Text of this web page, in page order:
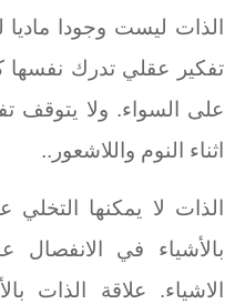
الذات ليست وجودا ماديا
تفكير عقلي تدرك نفسها
على السواء. ولا يتوقف
اثناء النوم واللاشعور..
الذات لا يمكنها التخلي
بالأشياء في الانفصال
الاشياء. علاقة الذات